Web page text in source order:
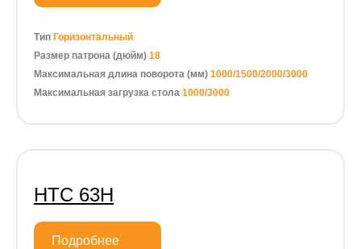
Тип Горизонтальный
Размер патрона (дюйм) 18
Максимальная длина поворота (мм) 1000/1500/2000/3000
Максимальная загрузка стола 1000/3000
HTC 63H
Подробнее